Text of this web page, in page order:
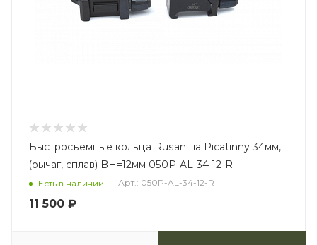
Быстросъемные кольца Rusan на Picatinny 34мм,
(рычаг, сплав) BH=12мм 050P-AL-34-12-R
Есть в наличии Арт.: 050P-AL-34-12-R
11 500 ₽